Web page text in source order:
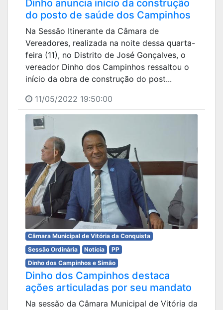
Dinho anuncia início da construção
do posto de saúde dos Campinhos
Na Sessão Itinerante da Câmara de
Vereadores, realizada na noite dessa quarta-
feira (11), no Distrito de José Gonçalves, o
vereador Dinho dos Campinhos ressaltou o
início da obra de construção do post...
11/05/2022 19:50:00
Câmara Municipal de Vitória da Conquista
Sessão Ordinária
Notícia
PP
Dinho dos Campinhos e Simão
Dinho dos Campinhos destaca
ações articuladas por seu mandato
Na sessão da Câmara Municipal de Vitória da